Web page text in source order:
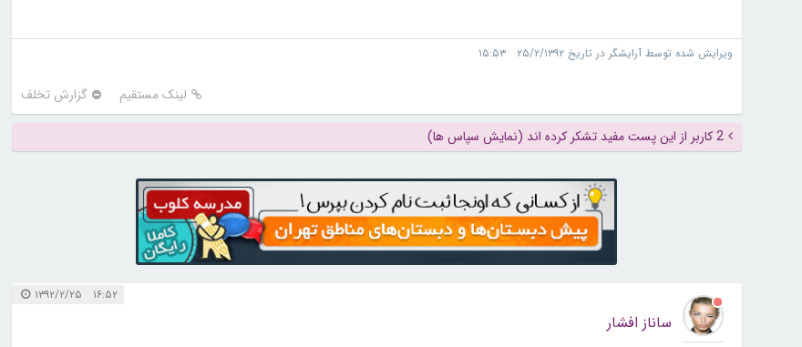
ویرایش شده توسط آرایشگر در تاریخ ۲۵/۲/۱۳۹۲ ۱۵:۵۳
لینک مستقیم گزارش تخلف
2 کاربر از این پست مفید تشکر کرده اند (نمایش سپاس ها)
۱۶:۵۲ ۱۳۹۲/۲/۲۵
ساناز افشار